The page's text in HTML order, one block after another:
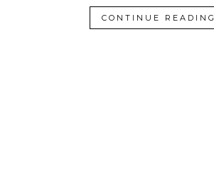
CONTINUE READING